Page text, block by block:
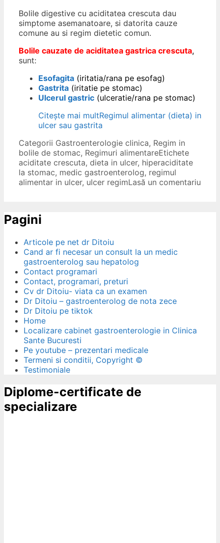
Bolile digestive cu aciditatea crescuta dau
simptome asemanatoare, si datorita cauze
comune au si regim dietetic comun.
Bolile cauzate de aciditatea gastrica crescuta,
sunt:
Esofagita (iritatia/rana pe esofag)
Gastrita (iritatie pe stomac)
Ulcerul gastric (ulceratie/rana pe stomac)
Citește mai multRegimul alimentar (dieta) in
ulcer sau gastrita
Categorii Gastroenterologie clinica, Regim in
bolile de stomac, Regimuri alimentareEtichete
aciditate crescuta, dieta in ulcer, hiperaciditate
la stomac, medic gastroenterolog, regimul
alimentar in ulcer, ulcer regimLasă un comentariu
Pagini
Articole pe net dr Ditoiu
Cand ar fi necesar un consult la un medic
gastroenterolog sau hepatolog
Contact programari
Contact, programari, preturi
Cv dr Ditoiu- viata ca un examen
Dr Ditoiu – gastroenterolog de nota zece
Dr Ditoiu pe tiktok
Home
Localizare cabinet gastroenterologie in Clinica
Sante Bucuresti
Pe youtube – prezentari medicale
Termeni si conditii, Copyright ©
Testimoniale
Diplome-certificate de
specializare